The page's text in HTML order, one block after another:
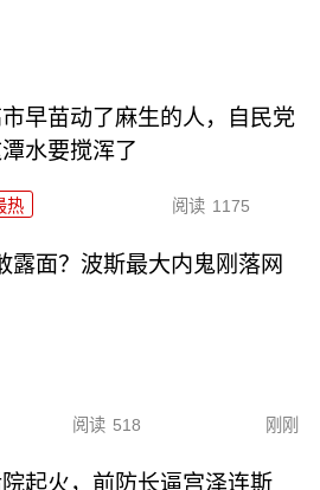
早苗动了麻生的人，自民党
水要搅浑了
热 阅读 1175
露面？波斯最大内鬼刚落网
阅读 518 刚刚
起火，前防长逼宫泽连斯